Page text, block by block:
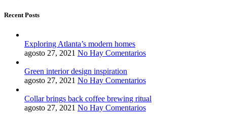
Recent Posts
Exploring Atlanta’s modern homes
agosto 27, 2021 No Hay Comentarios
Green interior design inspiration
agosto 27, 2021 No Hay Comentarios
Collar brings back coffee brewing ritual
agosto 27, 2021 No Hay Comentarios